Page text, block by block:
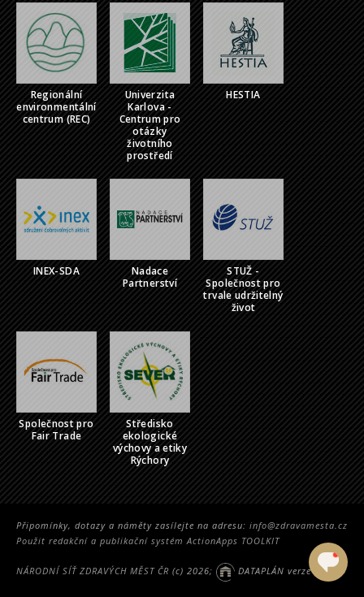
Regionální
environmentální
centrum (REC)
Univerzita
Karlova -
Centrum pro
otázky
životního
prostředí
HESTIA
INEX-SDA
Nadace
Partnerství
STUŽ -
Společnost pro
trvale udržitelný
život
Společnost pro
Fair Trade
Středisko
ekologické
výchovy a etiky
Rýchory
Připomínky, dotazy a náměty zasílejte na adresu: info@zdravamesta.cz
Použit redakční a publikační systém ActionApps TOOLKIT
NÁRODNÍ SÍŤ ZDRAVÝCH MĚST ČR (c) 2026; DATAPLÁN verze 2.5314